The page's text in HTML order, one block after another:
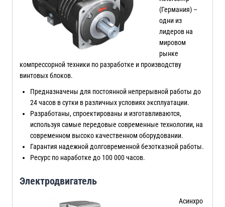
(Германия) –
одни из
лидеров на
мировом
рынке
компрессорной техники по разработке и производству
винтовых блоков.
Предназначены для постоянной непрерывной работы до
24 часов в сутки в различных условиях эксплуатации.
Разработаны, спроектированы и изготавливаются,
используя самые передовые современные технологии, на
современном высоко качественном оборудовании.
Гарантия надежной долговременной безотказной работы.
Ресурс по наработке до 100 000 часов.
Электродвигатель
Асинхро